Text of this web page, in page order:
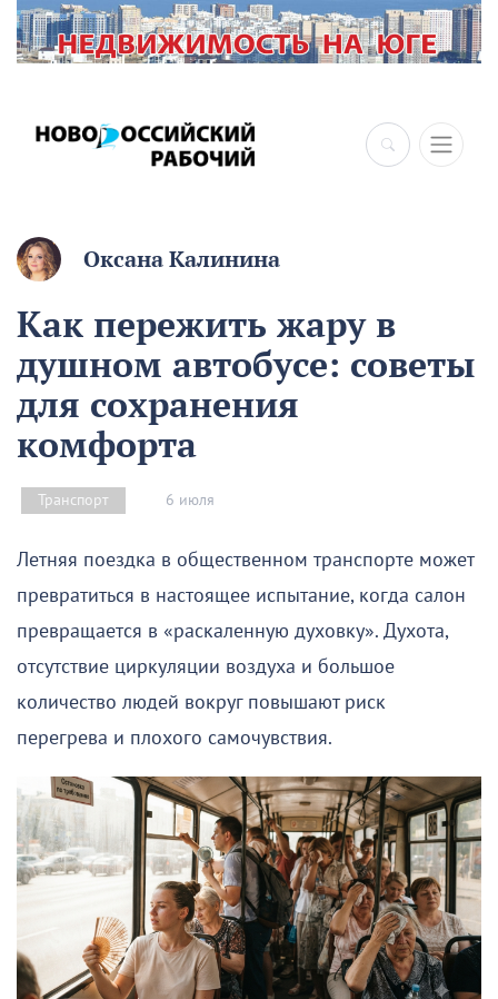
×
Оксана Калинина
Как пережить жару в
душном автобусе: советы
для сохранения
комфорта
Транспорт 6 июля
Летняя поездка в общественном транспорте может
превратиться в настоящее испытание, когда салон
превращается в «раскаленную духовку». Духота,
отсутствие циркуляции воздуха и большое
количество людей вокруг повышают риск
перегрева и плохого самочувствия.